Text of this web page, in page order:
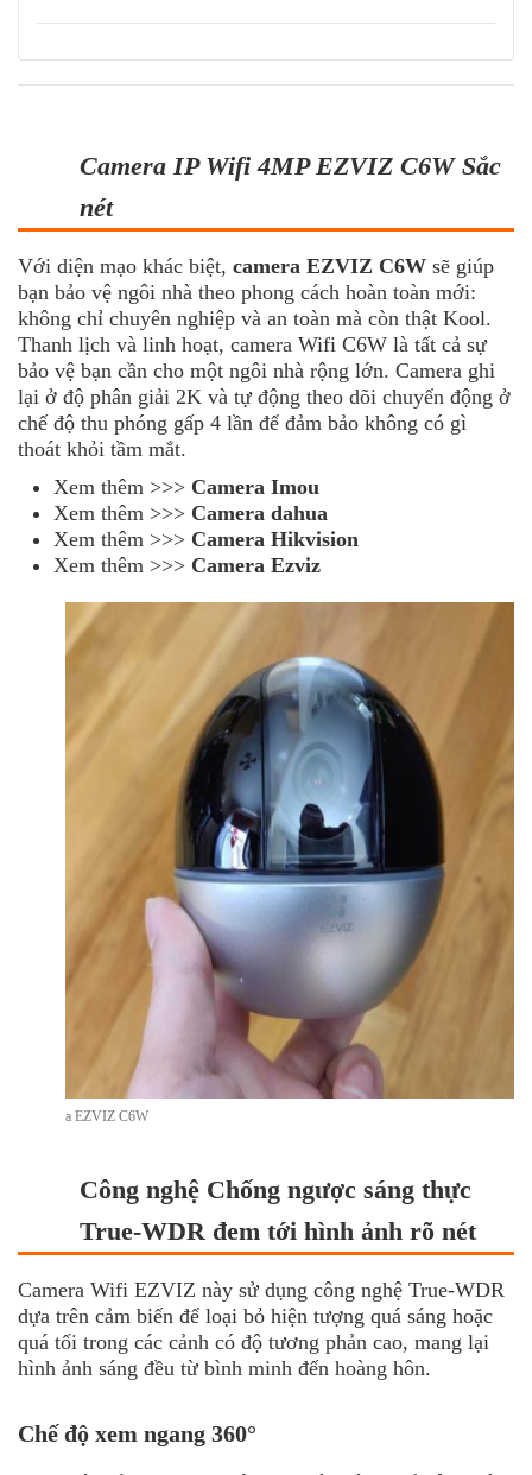
Camera IP Wifi 4MP EZVIZ C6W Sắc
nét
Với diện mạo khác biệt, camera EZVIZ C6W sẽ giúp
bạn bảo vệ ngôi nhà theo phong cách hoàn toàn mới:
không chỉ chuyên nghiệp và an toàn mà còn thật Kool.
Thanh lịch và linh hoạt, camera Wifi C6W là tất cả sự
bảo vệ bạn cần cho một ngôi nhà rộng lớn. Camera ghi
lại ở độ phân giải 2K và tự động theo dõi chuyển động ở
chế độ thu phóng gấp 4 lần để đảm bảo không có gì
thoát khỏi tầm mắt.
Xem thêm >>> Camera Imou
Xem thêm >>> Camera dahua
Xem thêm >>> Camera Hikvision
Xem thêm >>> Camera Ezviz
a EZVIZ C6W
Công nghệ Chống ngược sáng thực
True-WDR đem tới hình ảnh rõ nét
Camera Wifi EZVIZ này sử dụng công nghệ True-WDR
dựa trên cảm biến để loại bỏ hiện tượng quá sáng hoặc
quá tối trong các cảnh có độ tương phản cao, mang lại
hình ảnh sáng đều từ bình minh đến hoàng hôn.
Chế độ xem ngang 360°